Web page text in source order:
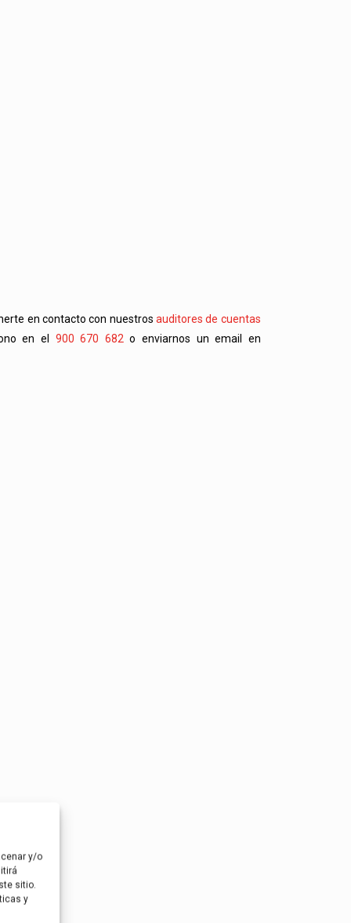
y/o
sitio.
y
en contacto con nuestros auditores de cuentas
en el 900 670 682 o enviarnos un email en